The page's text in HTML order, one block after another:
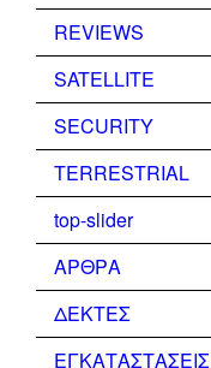
REVIEWS
SATELLITE
SECURITY
TERRESTRIAL
top-slider
ΑΡΘΡΑ
ΔΕΚΤΕΣ
ΕΓΚΑΤΑΣΤΑΣΕΙΣ